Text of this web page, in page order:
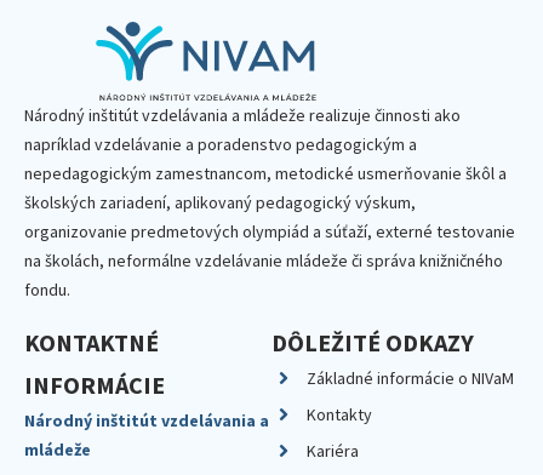
Národný inštitút vzdelávania a mládeže realizuje činnosti ako
napríklad vzdelávanie a poradenstvo pedagogickým a
nepedagogickým zamestnancom, metodické usmerňovanie škôl a
školských zariadení, aplikovaný pedagogický výskum,
organizovanie predmetových olympiád a súťaží, externé testovanie
na školách, neformálne vzdelávanie mládeže či správa knižničného
fondu.
KONTAKTNÉ
INFORMÁCIE
Národný inštitút vzdelávania a
mládeže
DÔLEŽITÉ ODKAZY
Základné informácie o NIVaM
Kontakty
Kariéra